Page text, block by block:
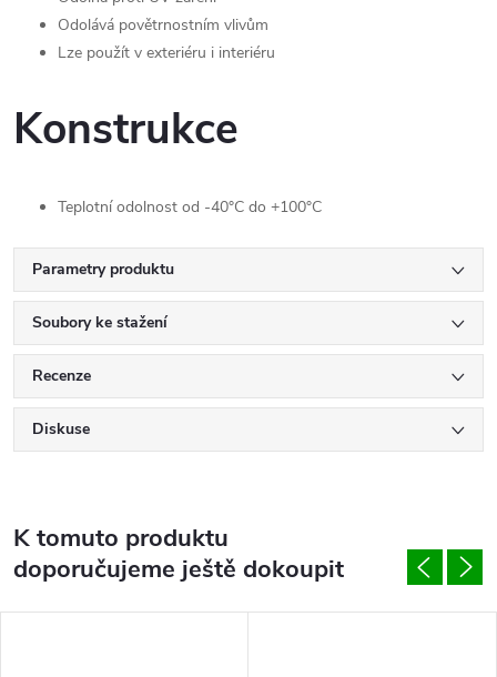
Odolává povětrnostním vlivům
Lze použít v exteriéru i interiéru
Konstrukce
Teplotní odolnost od -40°C do +100°C
Parametry produktu
Soubory ke stažení
Recenze
Diskuse
K tomuto produktu
doporučujeme ještě dokoupit